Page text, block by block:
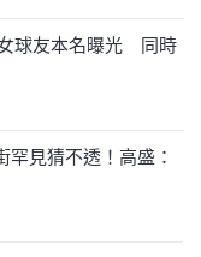
球友本名曝光 同時
見猜不透！高盛：